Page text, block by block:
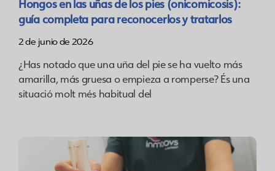
Hongos en las uñas de los pies (onicomicosis):
guía completa para reconocerlos y tratarlos
2 de junio de 2026
¿Has notado que una uña del pie se ha vuelto más
amarilla, más gruesa o empieza a romperse? És una
situació molt més habitual del